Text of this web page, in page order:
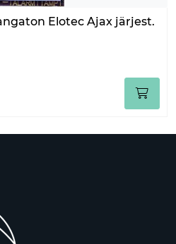
Elotec Ajax järjest.